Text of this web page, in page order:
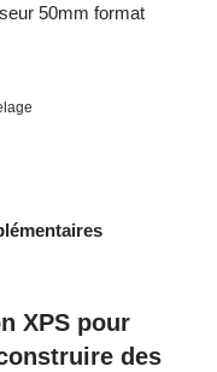
50mm format
XPS pour
des